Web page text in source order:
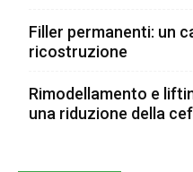
Filler permanenti: un
ricostruzione
Rimodellamento e
una riduzione della